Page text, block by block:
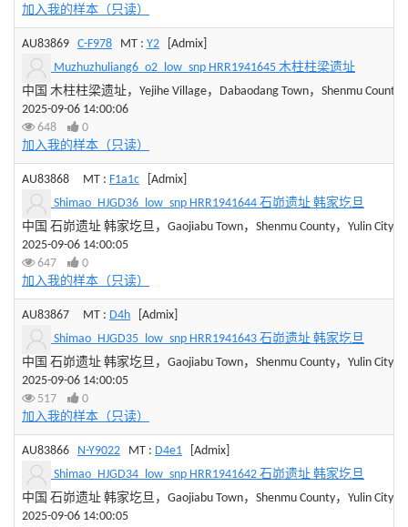
加入我的样本（只读）
AU83869 C-F978 MT : Y2 [Admix]
Muzhuzhuliang6_o2_low_snp HRR1941645 木柱柱梁遗址
中国 木柱柱梁遗址，Yejihe Village，Dabaodang Town，Shenmu County
2025-09-06 14:00:06
648
0
加入我的样本（只读）
AU83868 MT : F1a1c [Admix]
Shimao_HJGD36_low_snp HRR1941644 石峁遗址 韩家圪旦
中国 石峁遗址 韩家圪旦，Gaojiabu Town，Shenmu County，Yulin City，
2025-09-06 14:00:05
647
0
加入我的样本（只读）
AU83867 MT : D4h [Admix]
Shimao_HJGD35_low_snp HRR1941643 石峁遗址 韩家圪旦
中国 石峁遗址 韩家圪旦，Gaojiabu Town，Shenmu County，Yulin City，
2025-09-06 14:00:05
517
0
加入我的样本（只读）
AU83866 N-Y9022 MT : D4e1 [Admix]
Shimao_HJGD34_low_snp HRR1941642 石峁遗址 韩家圪旦
中国 石峁遗址 韩家圪旦，Gaojiabu Town，Shenmu County，Yulin City，
2025-09-06 14:00:05